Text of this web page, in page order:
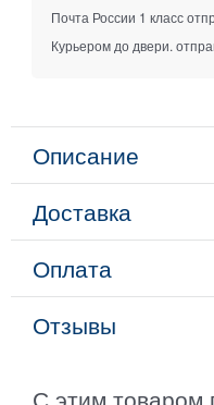
Почта России 1 класс
Курьером до двери.
Описание
Доставка
Оплата
Отзывы
С этим товаром